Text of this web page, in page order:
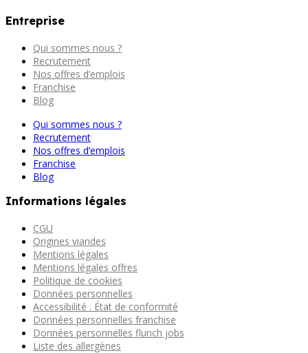
Entreprise
Qui sommes nous ?
Recrutement
Nos offres d’emplois
Franchise
Blog
Qui sommes nous ?
Recrutement
Nos offres d’emplois
Franchise
Blog
Informations légales
CGU
Origines viandes
Mentions légales
Mentions légales offres
Politique de cookies
Données personnelles
Accessibilité : État de conformité
Données personnelles franchise
Données personnelles flunch jobs
Liste des allergènes